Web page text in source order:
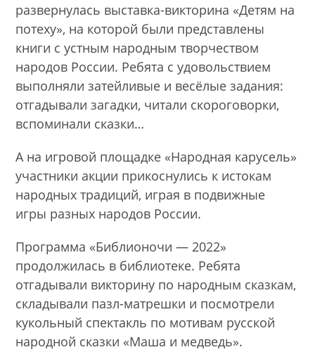
развернулась выставка-викторина «Детям на
потеху», на которой были представлены
книги с устным народным творчеством
народов России. Ребята с удовольствием
выполняли затейливые и весёлые задания:
отгадывали загадки, читали скороговорки,
вспоминали сказки…
А на игровой площадке «Народная карусель»
участники акции прикоснулись к истокам
народных традиций, играя в подвижные
игры разных народов России.
Программа «Библионочи — 2022»
продолжилась в библиотеке. Ребята
отгадывали викторину по народным сказкам,
складывали пазл-матрешки и посмотрели
кукольный спектакль по мотивам русской
народной сказки «Маша и медведь».